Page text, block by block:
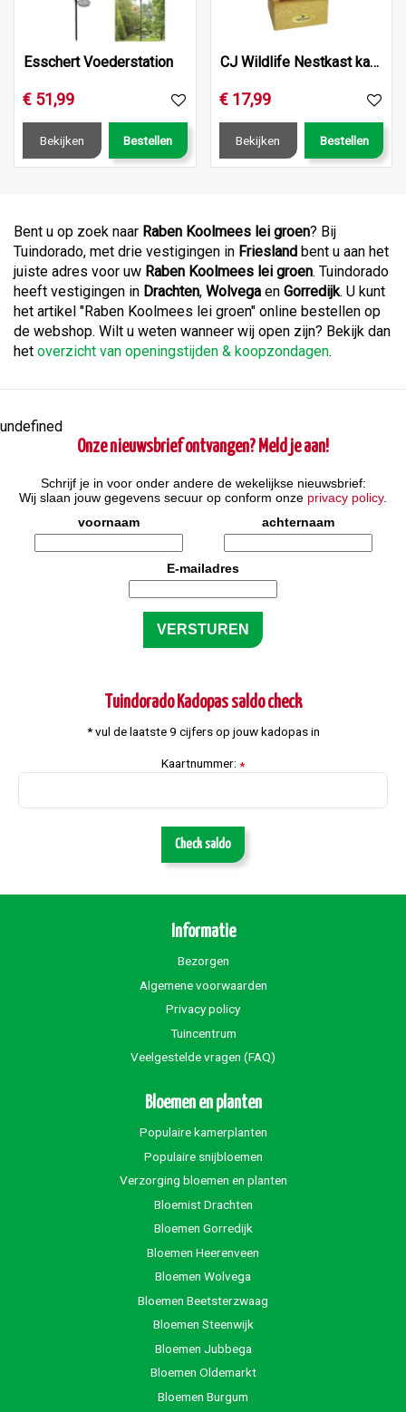
Esschert Voederstation
€ 51,99
Bekijken Bestellen
CJ Wildlife Nestkast kansas
€ 17,99
Bekijken Bestellen
Bent u op zoek naar Raben Koolmees lei groen? Bij
Tuindorado, met drie vestigingen in Friesland bent u aan het
juiste adres voor uw Raben Koolmees lei groen. Tuindorado
heeft vestigingen in Drachten, Wolvega en Gorredijk. U kunt
het artikel "Raben Koolmees lei groen" online bestellen op
de webshop. Wilt u weten wanneer wij open zijn? Bekijk dan
het overzicht van openingstijden & koopzondagen.
undefined
Onze nieuwsbrief ontvangen? Meld je aan!
Schrijf je in voor onder andere de wekelijkse nieuwsbrief:
Wij slaan jouw gegevens secuur op conform onze privacy policy.
voornaam
achternaam
E-mailadres
Tuindorado Kadopas saldo check
* vul de laatste 9 cijfers op jouw kadopas in
Kaartnummer: *
Check saldo
Informatie
Bezorgen
Algemene voorwaarden
Privacy policy
Tuincentrum
Veelgestelde vragen (FAQ)
Bloemen en planten
Populaire kamerplanten
Populaire snijbloemen
Verzorging bloemen en planten
Bloemist Drachten
Bloemen Gorredijk
Bloemen Heerenveen
Bloemen Wolvega
Bloemen Beetsterzwaag
Bloemen Steenwijk
Bloemen Jubbega
Bloemen Oldemarkt
Bloemen Burgum